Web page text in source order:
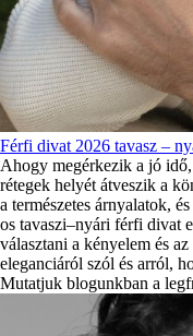
Férfi divat 2026 tavasz –
Ahogy megérkezik a jó
rétegek helyét átveszik a
a természetes árnyalatok,
os tavaszi–nyári férfi divat
választani a kényelem és
eleganciáról szól és arról,
Mutatjuk blogunkban a